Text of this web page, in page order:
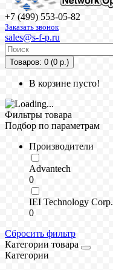
+7 (499) 553-05-82
Заказать звонок
sales@s-f-p.ru
Товаров: 0 (0 р.)
В корзине пусто!
Фильтры товара
Подбор по параметрам
Производители
Advantech
0
IEI Technology Corp.
0
Сбросить фильтр
Категории товара
Категории